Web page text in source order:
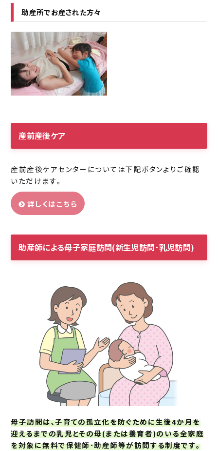
助産所でお産された方々
産前産後ケア
産前産後ケアセンターについては下記ボタンよりご確認
いただけます｡
詳しくはこちら
助産師による母子家庭訪問(新生児訪問･乳児訪問)
母子訪問は､子育ての孤立化を防ぐために生後4か月を
迎えるまでの乳児とその母(または養育者)のいる全家庭
を対象に無料で保健師･助産師等が訪問する制度です｡